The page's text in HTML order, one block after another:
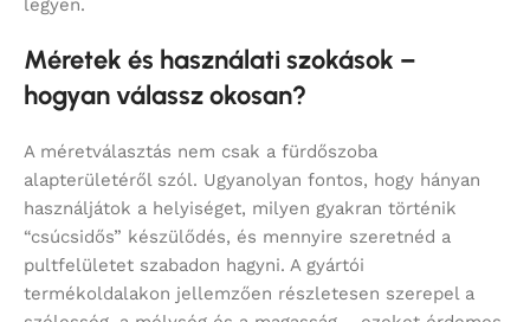
legyen.
Méretek és használati szokások –
hogyan válassz okosan?
A méretválasztás nem csak a fürdőszoba
alapterületéről szól. Ugyanolyan fontos, hogy hányan
használjátok a helyiséget, milyen gyakran történik
“csúcsidős” készülődés, és mennyire szeretnéd a
pultfelületet szabadon hagyni. A gyártói
termékoldalakon jellemzően részletesen szerepel a